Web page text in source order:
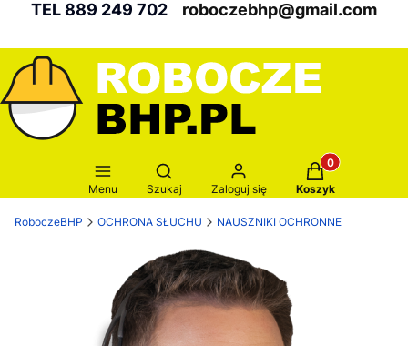
TEL 889 249 702 roboczebhp@gmail.com
Menu
Otwórz wyszukiwarkę
Szukaj Zaloguj się
Produkty w
Koszyk
RoboczeBHP OCHRONA SŁUCHU NAUSZNIKI OCHRONNE